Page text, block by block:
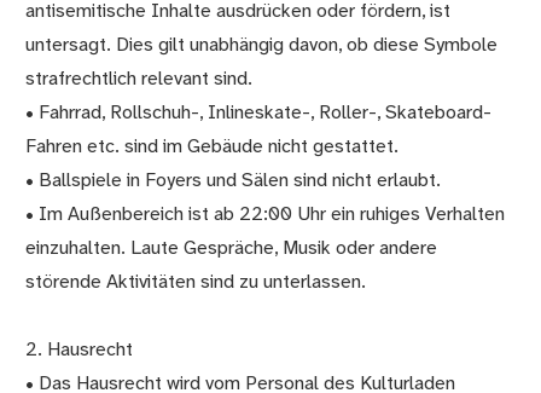
antisemitische Inhalte ausdrücken oder fördern, ist
untersagt. Dies gilt unabhängig davon, ob diese Symbole
strafrechtlich relevant sind.
• Fahrrad, Rollschuh-, Inlineskate-, Roller-, Skateboard-
Fahren etc. sind im Gebäude nicht gestattet.
• Ballspiele in Foyers und Sälen sind nicht erlaubt.
• Im Außenbereich ist ab 22:00 Uhr ein ruhiges Verhalten
einzuhalten. Laute Gespräche, Musik oder andere
störende Aktivitäten sind zu unterlassen.
2. Hausrecht
• Das Hausrecht wird vom Personal des Kulturladen